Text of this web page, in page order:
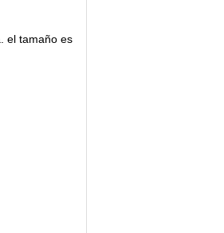
el tamaño es